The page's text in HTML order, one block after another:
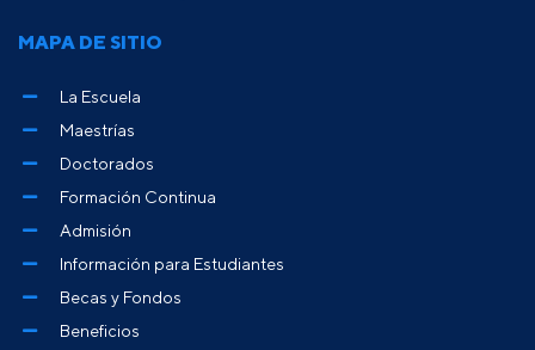
MAPA DE SITIO
La Escuela
Maestrías
Doctorados
Formación Continua
Admisión
Información para Estudiantes
Becas y Fondos
Beneficios